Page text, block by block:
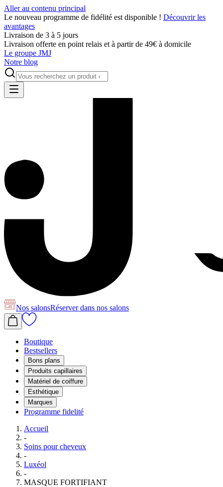
Aller au contenu principal
Le nouveau programme de fidélité est disponible ! Découvrir les
avantages
Livraison de 3 à 5 jours
Livraison offerte en point relais et à partir de 49€ à domicile
Le groupe JMJ
Notre blog
Nos salonsRéserverdans nos salons
Boutique
Bestsellers
Bons plans
Produits capillaires
Matériel de coiffure
Esthétique
Marques
Programme fidelité
Accueil
-
Soins pour cheveux
-
Luxéol
-
MASQUE FORTIFIANT